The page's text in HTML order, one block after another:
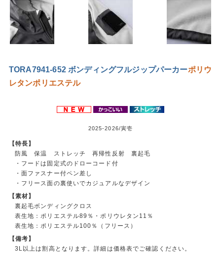
TORA7941-652 ボンディングフルジップパーカーポリウ
レタンポリエステル
2025-2026/寅壱
【特長】
防風 保温 ストレッチ 再帰性反射 裏起毛
・フードは固定式のドローコード付
・面ファスナー付ペン差し
・フリース面の裏使いでカジュアルなデザイン
【素材】
裏起毛ボンディングクロス
表生地：ポリエステル89％・ポリウレタン11％
表生地：ポリエステル100％（フリース）
【備考】
3L以上は割高となります。詳細は価格表でご確認ください。